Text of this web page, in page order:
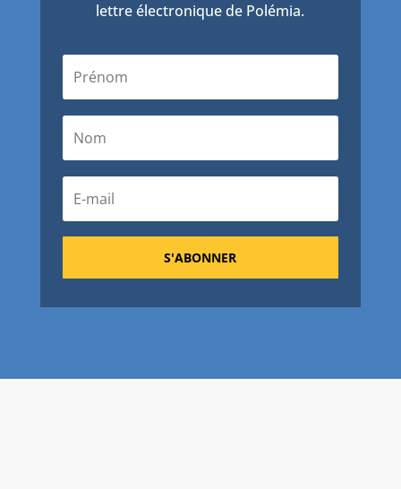
lettre électronique de Polémia.
S'ABONNER